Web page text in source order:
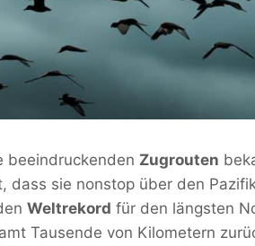
beeindruckenden Zugrouten
dass sie nonstop über den
Weltrekord für den längsten
Tausende von Kilometern